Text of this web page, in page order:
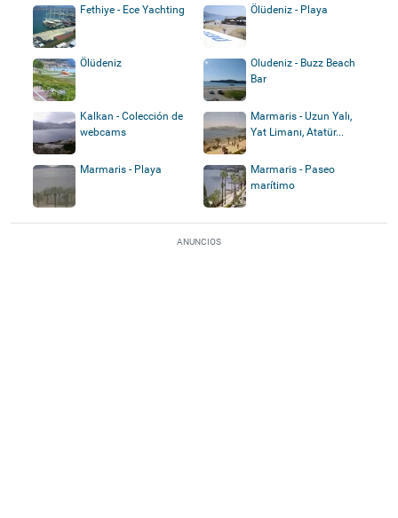
Fethiye - Ece Yachting Ölüdeniz - Playa
Ölüdeniz
Oludeniz - Buzz Beach
Bar
Kalkan - Colección de
webcams
Marmaris - Uzun Yalı,
Yat Limanı, Atatür...
Marmaris - Playa
Marmaris - Paseo
marítimo
ANUNCIOS